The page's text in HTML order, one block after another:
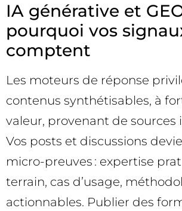
IA générative et
pourquoi vos
comptent
Les moteurs de réponse
contenus synthétisables, à
valeur, provenant de sources
Vos posts et discussions
micro-preuves : expertise
terrain, cas d’usage,
actionnables. Publier des